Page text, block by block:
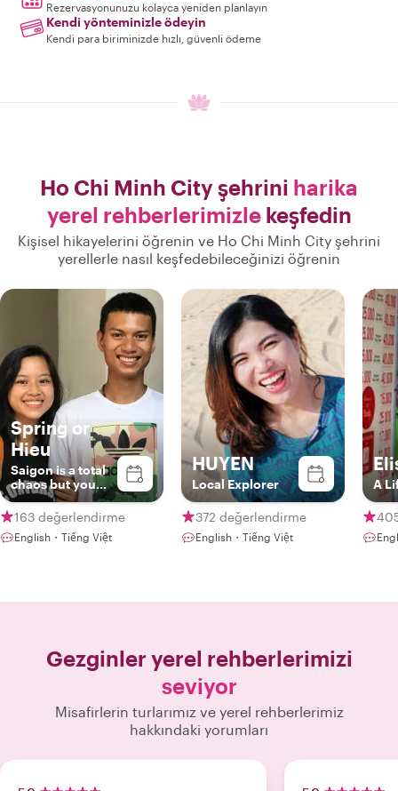
Rezervasyonunuzu kolayca yeniden planlayın
Kendi yönteminizle ödeyin
Kendi para biriminizde hızlı, güvenli ödeme
Ho Chi Minh City şehrini harika
yerel rehberlerimizlekeşfedin
Kişisel hikayelerini öğrenin ve Ho Chi Minh City şehrini
yerellerle nasıl keşfedebileceğinizi öğrenin
Spring or
Hieu
Saigon is a total
chaos but you
are at peace with
me.
163 değerlendirme
English・Tiếng Việt
HUYEN
Local Explorer
372 değerlendirme
English・Tiếng Việt
A
Gezginler yerel rehberlerimizi
seviyor
Misafirlerin turlarımız ve yerel rehberlerimiz
hakkındaki yorumları